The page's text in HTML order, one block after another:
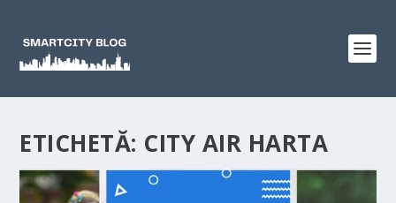
ETICHETĂ: CITY AIR HARTA